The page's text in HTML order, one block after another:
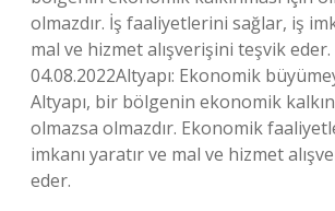
olmazdır. İş faaliyetlerini sağlar, iş
mal ve hizmet alışverişini teşvik eder.
04.08.2022Altyapı: Ekonomik
Altyapı, bir bölgenin ekonomik
olmazsa olmazdır. Ekonomik
imkanı yaratır ve mal ve hizmet
eder.